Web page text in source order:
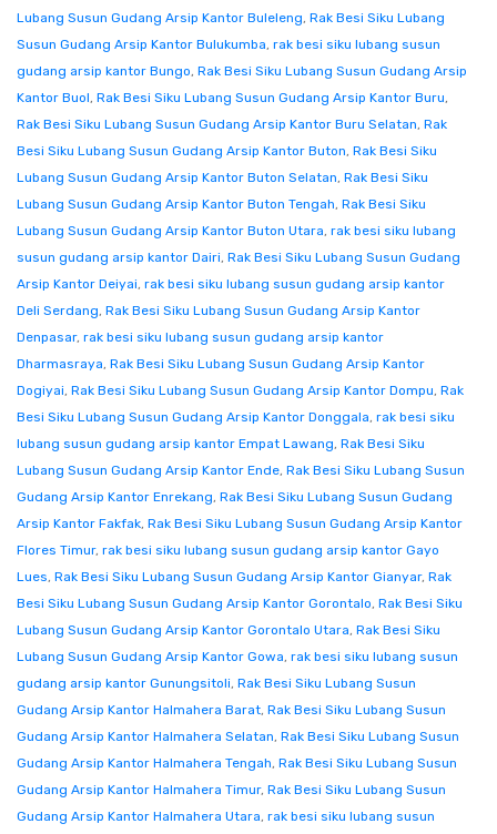
Lubang Susun Gudang Arsip Kantor Buleleng, Rak Besi Siku Lubang
Susun Gudang Arsip Kantor Bulukumba, rak besi siku lubang susun
gudang arsip kantor Bungo, Rak Besi Siku Lubang Susun Gudang Arsip
Kantor Buol, Rak Besi Siku Lubang Susun Gudang Arsip Kantor Buru,
Rak Besi Siku Lubang Susun Gudang Arsip Kantor Buru Selatan, Rak
Besi Siku Lubang Susun Gudang Arsip Kantor Buton, Rak Besi Siku
Lubang Susun Gudang Arsip Kantor Buton Selatan, Rak Besi Siku
Lubang Susun Gudang Arsip Kantor Buton Tengah, Rak Besi Siku
Lubang Susun Gudang Arsip Kantor Buton Utara, rak besi siku lubang
susun gudang arsip kantor Dairi, Rak Besi Siku Lubang Susun Gudang
Arsip Kantor Deiyai, rak besi siku lubang susun gudang arsip kantor
Deli Serdang, Rak Besi Siku Lubang Susun Gudang Arsip Kantor
Denpasar, rak besi siku lubang susun gudang arsip kantor
Dharmasraya, Rak Besi Siku Lubang Susun Gudang Arsip Kantor
Dogiyai, Rak Besi Siku Lubang Susun Gudang Arsip Kantor Dompu, Rak
Besi Siku Lubang Susun Gudang Arsip Kantor Donggala, rak besi siku
lubang susun gudang arsip kantor Empat Lawang, Rak Besi Siku
Lubang Susun Gudang Arsip Kantor Ende, Rak Besi Siku Lubang Susun
Gudang Arsip Kantor Enrekang, Rak Besi Siku Lubang Susun Gudang
Arsip Kantor Fakfak, Rak Besi Siku Lubang Susun Gudang Arsip Kantor
Flores Timur, rak besi siku lubang susun gudang arsip kantor Gayo
Lues, Rak Besi Siku Lubang Susun Gudang Arsip Kantor Gianyar, Rak
Besi Siku Lubang Susun Gudang Arsip Kantor Gorontalo, Rak Besi Siku
Lubang Susun Gudang Arsip Kantor Gorontalo Utara, Rak Besi Siku
Lubang Susun Gudang Arsip Kantor Gowa, rak besi siku lubang susun
gudang arsip kantor Gunungsitoli, Rak Besi Siku Lubang Susun
Gudang Arsip Kantor Halmahera Barat, Rak Besi Siku Lubang Susun
Gudang Arsip Kantor Halmahera Selatan, Rak Besi Siku Lubang Susun
Gudang Arsip Kantor Halmahera Tengah, Rak Besi Siku Lubang Susun
Gudang Arsip Kantor Halmahera Timur, Rak Besi Siku Lubang Susun
Gudang Arsip Kantor Halmahera Utara, rak besi siku lubang susun